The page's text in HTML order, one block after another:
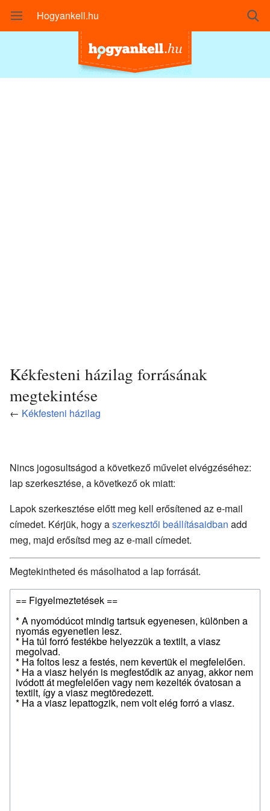
Hogyankell.hu
Kékfesteni házilag forrásának
megtekintése
← Kékfesteni házilag
Nincs jogosultságod a következő művelet elvégzéséhez:
lap szerkesztése, a következő ok miatt:
Lapok szerkesztése előtt meg kell erősítened az e-mail
címedet. Kérjük, hogy aszerkesztői beállításaidban add
meg, majd erősítsd meg az e-mail címedet.
Megtekintheted és másolhatod a lap forrását.